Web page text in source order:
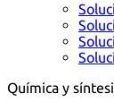
Química y